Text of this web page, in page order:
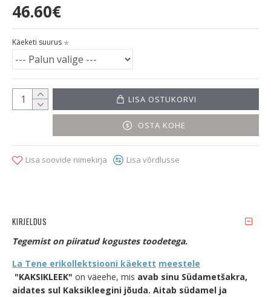
46.60€
Käeketi suurus
LISA OSTUKORVI
OSTA KOHE
Lisa soovide nimekirja Lisa võrdlusse
KIRJELDUS
Tegemist on piiratud kogustes toodetega.
La Tene erikollektsiooni käekett meestele
"KAKSIKLEEK" on väeehe, mis avab sinu Südametšakra,
aidates sul Kaksikleegini jõuda. Aitab südamel ja